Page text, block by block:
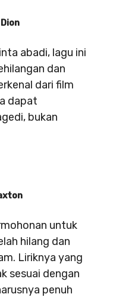
abadi, lagu ini
dan
dari film
dapat
bukan
untuk
hilang dan
Liriknya yang
sesuai dengan
penuh